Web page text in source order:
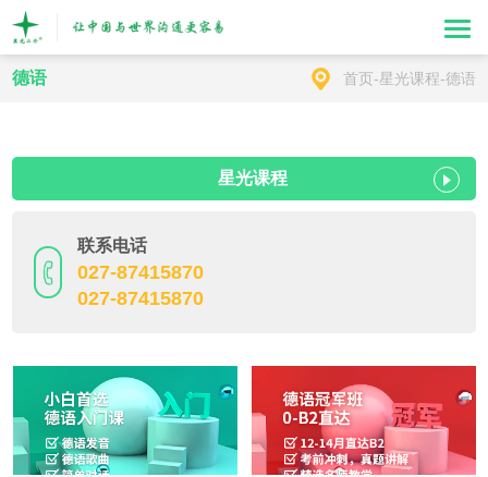
德语 首页-星光课程-德语
星光课程
联系电话
027-87415870
027-87415870